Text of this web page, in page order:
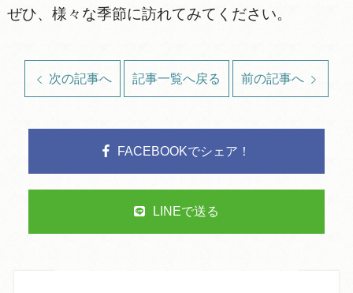
ぜひ、様々な季節に訪れてみてください。
次の記事へ 記事一覧へ戻る 前の記事へ
FACEBOOKでシェア！
LINEで送る